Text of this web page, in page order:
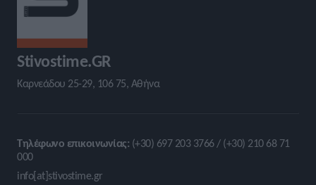
Stivostime.GR
Καρνεάδου 25-29, 106 75, Αθήνα
Τηλέφωνο επικοινωνίας: (+30) 697 203 3766 / (+30) 210 68 71
000
info[at]stivostime.gr